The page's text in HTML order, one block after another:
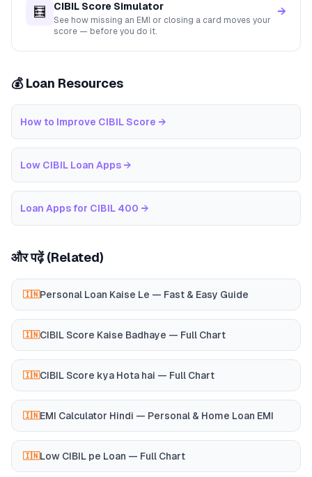
🧮 CIBIL Score Simulator
See how missing an EMI or closing a card moves your
score — before you do it.
→
💰 Loan Resources
How to Improve CIBIL Score →
Low CIBIL Loan Apps →
Loan Apps for CIBIL 400 →
और पढ़ें (Related)
🇮🇳Personal Loan Kaise Le — Fast & Easy Guide
🇮🇳CIBIL Score Kaise Badhaye — Full Chart
🇮🇳CIBIL Score kya Hota hai — Full Chart
🇮🇳EMI Calculator Hindi — Personal & Home Loan EMI
🇮🇳Low CIBIL pe Loan — Full Chart